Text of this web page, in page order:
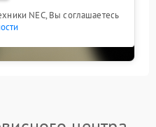
NEC, Вы соглашаетесь